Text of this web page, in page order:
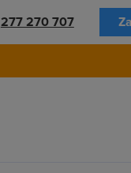
277 270 707